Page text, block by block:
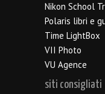
Nikon School
Polaris libri e
Time LightBox
VII Photo
VU Agence
siti consigliati